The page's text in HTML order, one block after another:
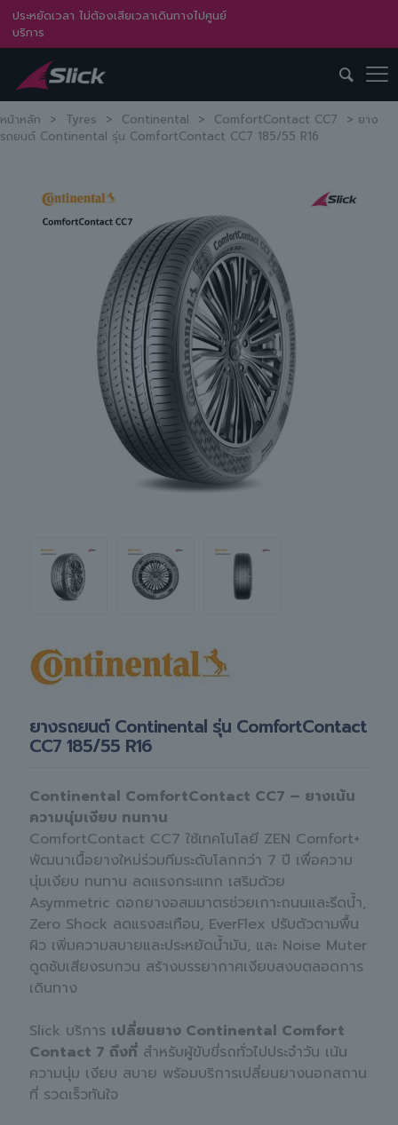
ประหยัดเวลา ไม่ต้องเสียเวลาเดินทางไปศูนย์
บริการ
หน้าหลัก > Tyres > Continental > ComfortContact CC7 > ยาง
รถยนต์ Continental รุ่น ComfortContact CC7 185/55 R16
ยางรถยนต์ Continental รุ่น ComfortContact
CC7 185/55 R16
Continental ComfortContact CC7 – ยางเน้น
ความนุ่มเงียบ ทนทาน
ComfortContact CC7 ใช้เทคโนโลยี ZEN Comfort+
พัฒนาเนื้อยางใหม่ร่วมทีมระดับโลกกว่า 7 ปี เพื่อความ
นุ่มเงียบ ทนทาน ลดแรงกระแทก เสริมด้วย
Asymmetric ดอกยางอสมมาตรช่วยเกาะถนนและรีดน้ำ,
Zero Shock ลดแรงสะเทือน, EverFlex ปรับตัวตามพื้น
ผิว เพิ่มความสบายและประหยัดน้ำมัน, และ Noise Muter
ดูดซับเสียงรบกวน สร้างบรรยากาศเงียบสงบตลอดการ
เดินทาง
Slick บริการ เปลี่ยนยาง Continental Comfort
Contact 7 ถึงที่ สำหรับผู้ขับขี่รถทั่วไปประจำวัน เน้น
ความนุ่ม เงียบ สบาย พร้อมบริการเปลี่ยนยางนอกสถาน
ที่ รวดเร็วทันใจ